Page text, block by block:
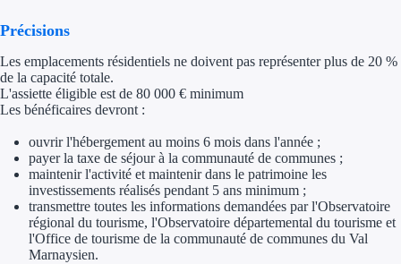
Territoires
Régions de A à H
Aides Région
Précisions
Les emplacements résidentiels ne doivent pas représenter plus de 20 %
de la capacité totale.
L'assiette éligible est de 80 000 € minimum
Les bénéficaires devront :
ouvrir l'hébergement au moins 6 mois dans l'année ;
payer la taxe de séjour à la communauté de communes ;
maintenir l'activité et maintenir dans le patrimoine les
investissements réalisés pendant 5 ans minimum ;
transmettre toutes les informations demandées par l'Observatoire
régional du tourisme, l'Observatoire départemental du tourisme et
l'Office de tourisme de la communauté de communes du Val
Marnaysien.